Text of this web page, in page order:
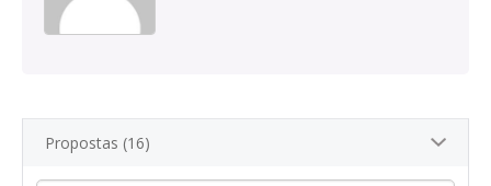
Propostas (16)